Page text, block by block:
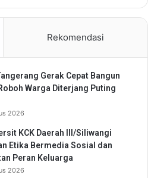
Rekomendasi
Gerak Cepat Bangun
Warga Diterjang Puting
2026
KCK Daerah III/Siliwangi
Etika Bermedia Sosial dan
Peran Keluarga
2026